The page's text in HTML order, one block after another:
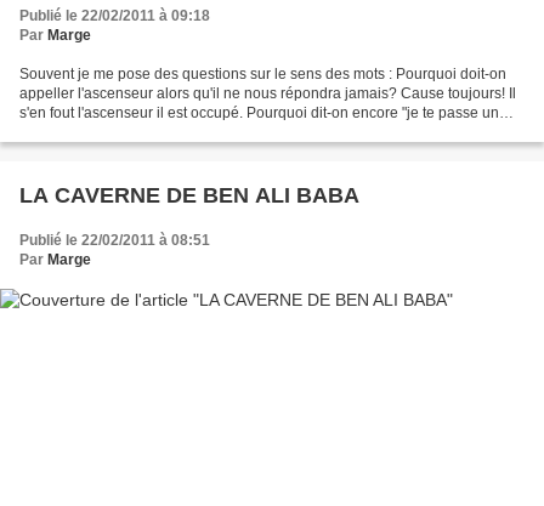
Publié le 22/02/2011 à 09:18
Par Marge
Souvent je me pose des questions sur le sens des mots : Pourquoi doit-on
appeller l'ascenseur alors qu'il ne nous répondra jamais? Cause toujours! Il
s'en fout l'ascenseur il est occupé. Pourquoi dit-on encore "je te passe un
LA CAVERNE DE BEN ALI BABA
Publié le 22/02/2011 à 08:51
Par Marge